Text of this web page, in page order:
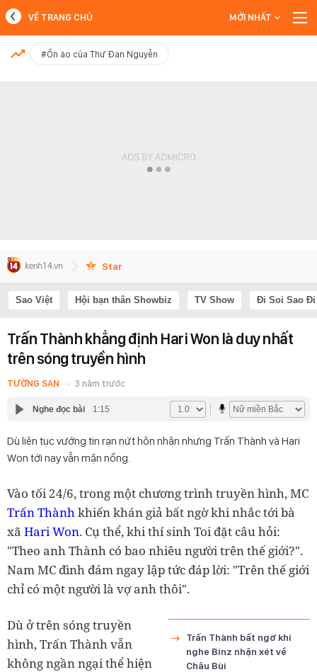
MỚI NHẤT
VỀ TRANG CHỦ MỚI NHẤT
#Ồn ào của Thư Đan Nguyễn
Star
Sao Việt Hội bạn thân Showbiz TV Show Đi Soi Sao Đi
Trấn Thành khẳng định Hari Won là duy nhất
trên sóng truyền hình
TƯỜNG SAN 3 năm trước
Nghe đọc bài 1:15
Dù liên tục vướng tin rạn nứt hôn nhân nhưng Trấn Thành và Hari
Won tới nay vẫn mặn nồng.
Vào tối 24/6, trong một chương trình truyền hình, MC
Trấn Thànhkhiến khán giả bất ngờ khi nhắc tới bà
xã Hari Won. Cụ thể, khi thí sinh Toi đặt câu hỏi:
"Theo anh Thành có bao nhiêu người trên thế giới?".
Nam MC đình đám ngay lập tức đáp lời: "Trên thế giới
chỉ có một người là vợ anh thôi".
Trấn Thành bất ngờ khi
nghe Binz nhận xét về
Châu Bùi
Dù ở trên sóng truyền
hình, Trấn Thành vẫn
không ngần ngại thể hiện